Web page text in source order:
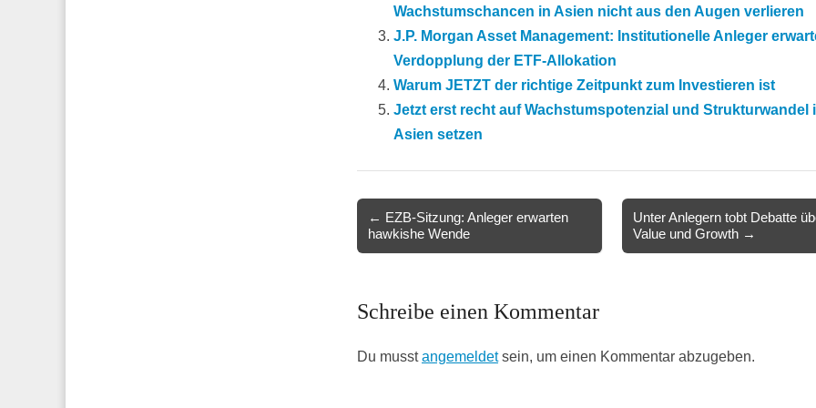
Wachstumschancen in Asien nicht aus den Augen verlieren
J.P. Morgan Asset Management: Institutionelle Anleger
Verdopplung der ETF-Allokation
Warum JETZT der richtige Zeitpunkt zum Investieren ist
Jetzt erst recht auf Wachstumspotenzial und Strukturwandel
Asien setzen
navigation
← EZB-Sitzung: Anleger erwarten
hawkishe Wende
Unter Anlegern tobt Debatte
Value und Growth →
Schreibe einen Kommentar
Du musstangemeldetsein, um einen Kommentar abzugeben.